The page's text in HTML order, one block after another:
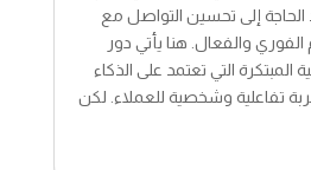
الحاجة إلى تحسين التواصل مع
والفعال. هنا يأتي دور
المبتكرة التي تعتمد على الذكاء
تفاعلية وشخصية للعملاء. لكن